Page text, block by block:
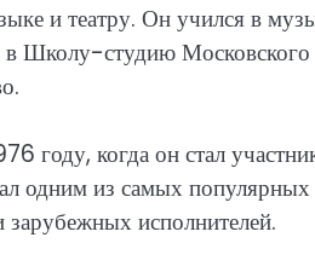
и театру. Он учился в
Школу-студию Московского
году, когда он стал
одним из самых
исполнителей.